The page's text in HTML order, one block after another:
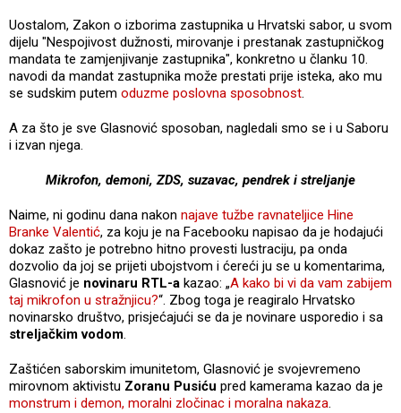
Uostalom, Zakon o izborima zastupnika u Hrvatski sabor, u svom
dijelu "Nespojivost dužnosti, mirovanje i prestanak zastupničkog
mandata te zamjenjivanje zastupnika", konkretno u članku 10.
navodi da mandat zastupnika može prestati prije isteka, ako mu
se sudskim putem oduzme poslovna sposobnost.
A za što je sve Glasnović sposoban, nagledali smo se i u Saboru
i izvan njega.
Mikrofon, demoni, ZDS, suzavac, pendrek i streljanje
Naime, ni godinu dana nakon najave tužbe ravnateljice Hine
Branke Valentić, za koju je na Facebooku napisao da je hodajući
dokaz zašto je potrebno hitno provesti lustraciju, pa onda
dozvolio da joj se prijeti ubojstvom i ćereći ju se u komentarima,
Glasnović je novinaru RTL-a kazao: „A kako bi vi da vam zabijem
taj mikrofon u stražnjicu?“. Zbog toga je reagiralo Hrvatsko
novinarsko društvo, prisjećajući se da je novinare usporedio i sa
streljačkim vodom.
Zaštićen saborskim imunitetom, Glasnović je svojevremeno
mirovnom aktivistu Zoranu Pusiću pred kamerama kazao da je
monstrum i demon, moralni zločinac i moralna nakaza.